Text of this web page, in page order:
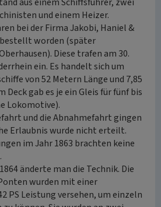
und einem Heizer.
bei der Firma Jakobi, Haniel &
worden (später
Diese trafen am 30.
ein. Es handelt sich um
von 52 Metern Länge und 7,85
Deck gab es je ein Gleis für fünf bis
Lokomotive).
und die Abnahmefahrt gingen
Erlaubnis wurde nicht erteilt.
im Jahr 1863 brachten keine
änderte man die Technik. Die
wurden mit einer
PS Leistung versehen, um einzeln